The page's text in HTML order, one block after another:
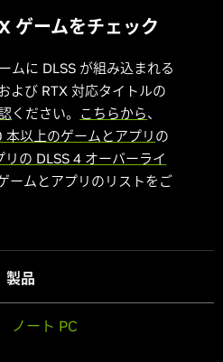
ゲームをチェック
ムに DLSS が組み込まれる
よび RTX 対応タイトルの
ください。 こちらから、
以上のゲームとアプリ の
リの DLSS 4 オーバーライ
ームとアプリのリストをご
製品
ノート PC